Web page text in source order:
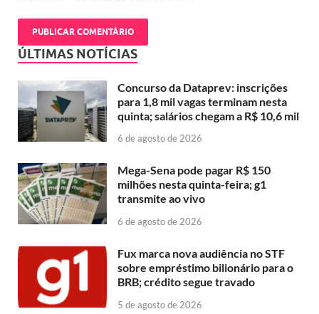
ÚLTIMAS NOTÍCIAS
Concurso da Dataprev: inscrições
para 1,8 mil vagas terminam nesta
quinta; salários chegam a R$ 10,6 mil
6 de agosto de 2026
Mega-Sena pode pagar R$ 150
milhões nesta quinta-feira; g1
transmite ao vivo
6 de agosto de 2026
Fux marca nova audiência no STF
sobre empréstimo bilionário para o
BRB; crédito segue travado
5 de agosto de 2026